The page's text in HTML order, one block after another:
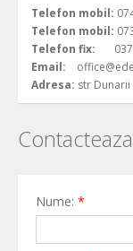
Telefon mobil:
Telefon mobil:
Telefon fix:
Email:
Adresa: str
Nume: *